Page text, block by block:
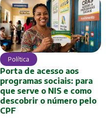
Política
Porta de acesso aos
programas sociais: para
que serve o NIS e como
descobrir o número pelo
CPF